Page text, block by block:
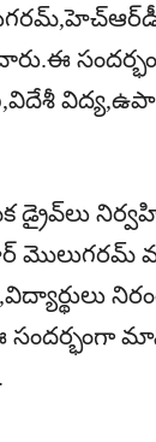
మొలుగరమ్